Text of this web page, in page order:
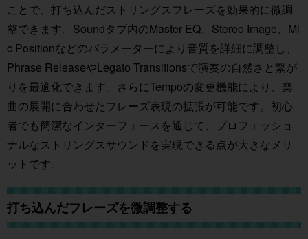
ことで、打ち込んだストリングスフレーズを効果的に微調
整できます。Soundタブ内のMaster EQ、Stereo Image、Mi
c Positionなどのパラメーターにより音質を詳細に調整し、
Phrase ReleaseやLegato Transitionsで演奏の自然さと繋が
りを最適化できます。さらにTempoの変更機能により、楽
曲の展開に合わせたフレーズ表現の拡張が可能です。初心
者でも簡潔なインターフェースを通じて、プロフェッショ
ナルなストリングスサウンドを実現できる点が大きなメリ
ットです。
打ち込んだフレーズを微調整する